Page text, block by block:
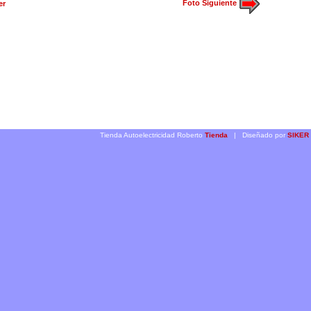
Foto Siguiente
Tienda Autoelectricidad Roberto Tienda | Diseñado por SIKER